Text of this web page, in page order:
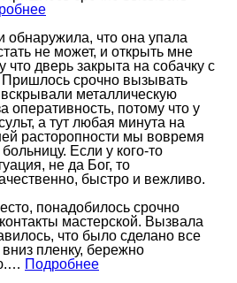
что она упала
не может, и открыть мне
что дверь закрыта на собачку с
срочно вызывать
металлическую
оперативность, потому что у
а тут любая минута на
расторопности мы вовремя
Если у кого-то
не да Бог, то
быстро и вежливо.
понадобилось срочно
мастерской. Вызвала
что было сделано все
пленку, бережно
Подробнее